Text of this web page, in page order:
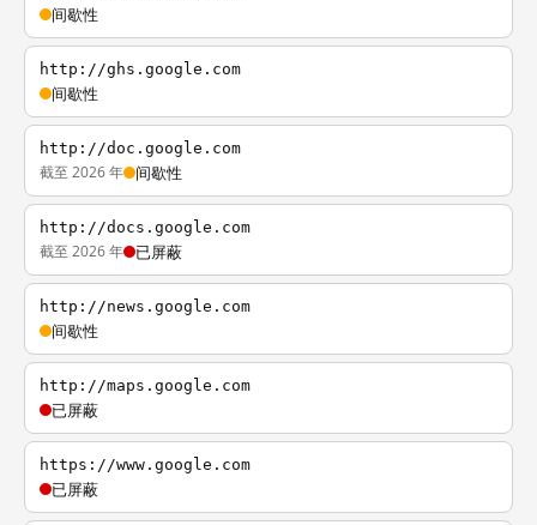
间歇性
http://ghs.google.com
间歇性
http://doc.google.com
截至 2026 年 间歇性
http://docs.google.com
截至 2026 年 已屏蔽
http://news.google.com
间歇性
http://maps.google.com
已屏蔽
https://www.google.com
已屏蔽